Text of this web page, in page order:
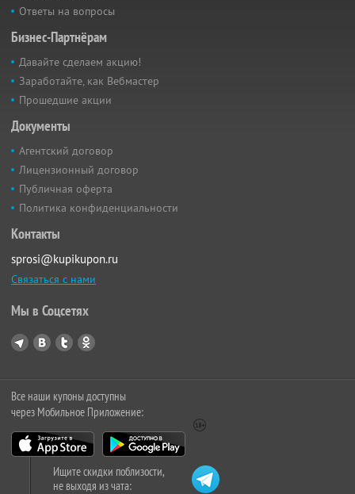
Ответы на вопросы
Бизнес-Партнёрам
Давайте сделаем акцию!
Заработайте, как Вебмастер
Прошедшие акции
Документы
Агентский договор
Лицензионный договор
Публичная оферта
Политика конфиденциальности
Контакты
sprosi@kupikupon.ru
Связаться с нами
Мы в Соцсетях
Все наши купоны доступны
через Мобильное Приложение:
Ищите скидки поблизости,
не выходя из чата: